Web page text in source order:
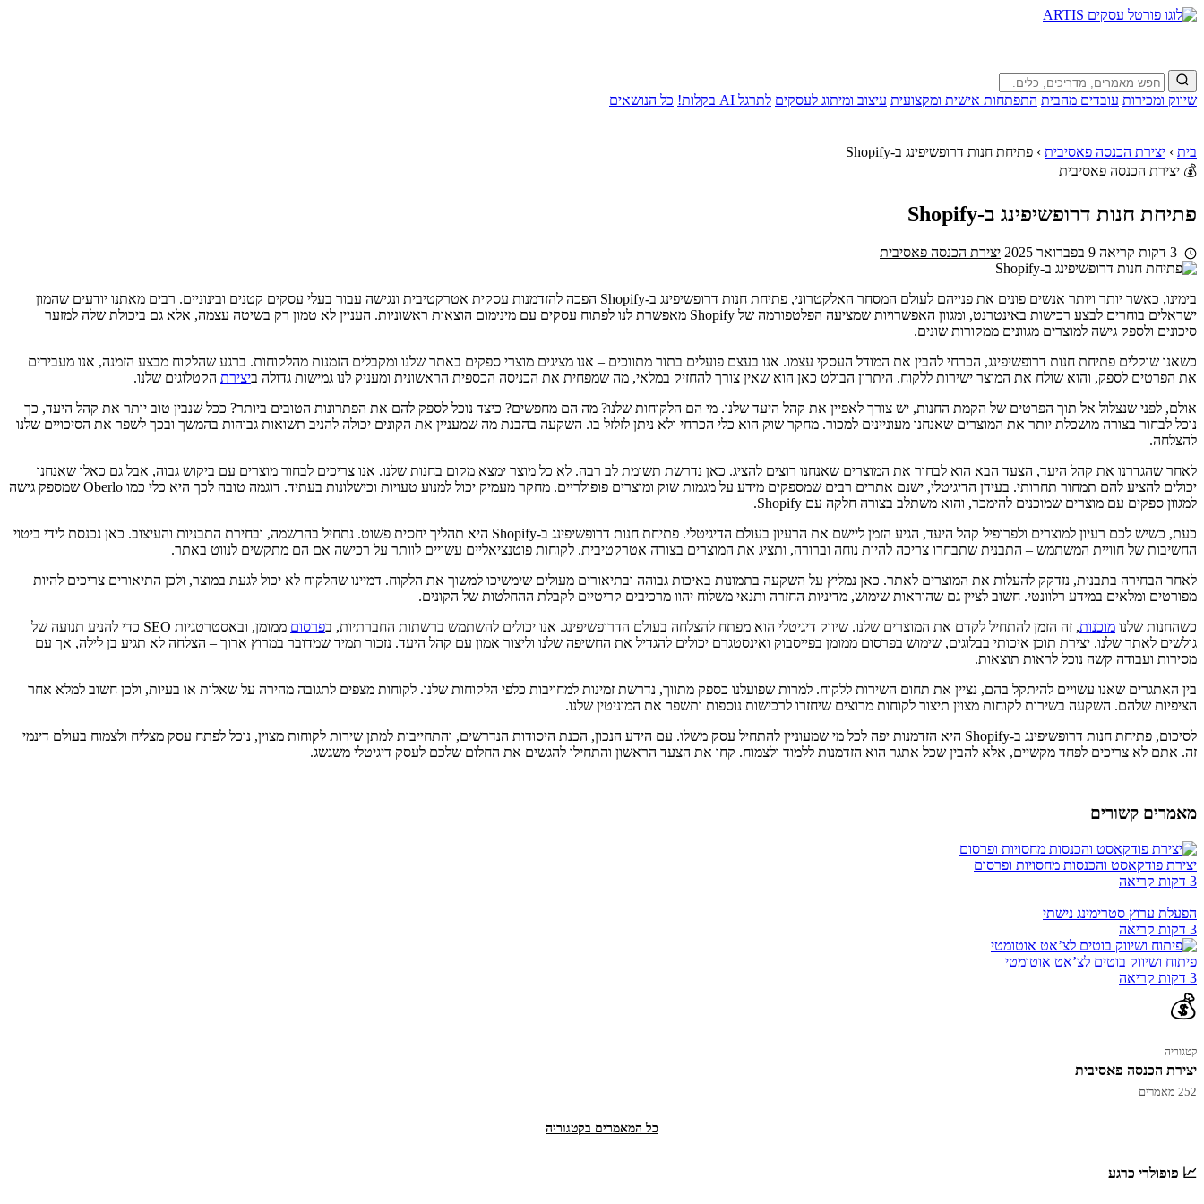
שיווק ומכירות עובדים מהבית התפתחות אישית ומקצועית עיצוב ומיתוג לעסקים לתרגל AI בקלות! כל הנושאים
בית › יצירת הכנסה פאסיבית › פתיחת חנות דרופשיפינג ב-Shopify
💰 יצירת הכנסה פאסיבית
פתיחת חנות דרופשיפינג ב-Shopify
9 בפברואר 2025 יצירת הכנסה פאסיבית
בימינו, כאשר יותר ויותר אנשים פונים את פנייהם לעולם המסחר האלקטרוני, פתיחת חנות דרופשיפינג ב-Shopify הפכה להזדמנות עסקית אטרקטיבית ונגישה עבור בעלי עסקים קטנים ובינוניים. רבים מאתנו יודעים שהמון
ישראלים בוחרים לבצע רכישות באינטרנט, ומגוון האפשרויות שמציעה הפלטפורמה של Shopify מאפשרת לנו לפתוח עסקים עם מינימום הוצאות ראשוניות. העניין לא טמון רק בשיטה עצמה, אלא גם ביכולת שלה למזער
סיכונים ולספק גישה למוצרים מגוונים ממקורות שונים.
כשאנו שוקלים פתיחת חנות דרופשיפינג, הכרחי להבין את המודל העסקי עצמו. אנו בעצם פועלים בתור מתווכים – אנו מציגים מוצרי ספקים באתר שלנו ומקבלים הזמנות מהלקוחות. ברגע שהלקוח מבצע הזמנה, אנו מעבירים
את הפרטים לספק, והוא שולח את המוצר ישירות ללקוח. היתרון הבולט כאן הוא שאין צורך להחזיק במלאי, מה שמפחית את הכניסה הכספית הראשונית ומעניק לנו גמישות גדולה ביצירת הקטלוגים שלנו.
אולם, לפני שנצלול אל תוך הפרטים של הקמת החנות, יש צורך לאפיין את קהל היעד שלנו. מי הם הלקוחות שלנו? מה הם מחפשים? כיצד נוכל לספק להם את הפתרונות הטובים ביותר? ככל שנבין טוב יותר את קהל היעד, כך
נוכל לבחור בצורה מושכלת יותר את המוצרים שאנחנו מעוניינים למכור. מחקר שוק הוא כלי הכרחי ולא ניתן לזלזל בו. השקעה בהבנת מה שמעניין את הקונים יכולה להניב תשואות גבוהות בהמשך ובכך לשפר את הסיכויים שלנו
להצלחה.
לאחר שהגדרנו את קהל היעד, הצעד הבא הוא לבחור את המוצרים שאנחנו רוצים להציג. כאן נדרשת תשומת לב רבה. לא כל מוצר ימצא מקום בחנות שלנו. אנו צריכים לבחור מוצרים עם ביקוש גבוה, אבל גם כאלו שאנחנו
יכולים להציע להם תמחור תחרותי. בעידן הדיגיטלי, ישנם אתרים רבים שמספקים מידע על מגמות שוק ומוצרים פופולריים. מחקר מעמיק יכול למנוע טעויות וכישלונות בעתיד. דוגמה טובה לכך היא כלי כמו Oberlo שמספק גישה
למגוון ספקים עם מוצרים שמוכנים להימכר, והוא משתלב בצורה חלקה עם Shopify.
כעת, כשיש לכם רעיון למוצרים ולפרופיל קהל היעד, הגיע הזמן ליישם את הרעיון בעולם הדיגיטלי. פתיחת חנות דרופשיפינג ב-Shopify היא תהליך יחסית פשוט. נתחיל בהרשמה, ובחירת התבניות והעיצוב. כאן נכנסת לידי ביטוי
החשיבות של חוויית המשתמש – התבנית שתבחרו צריכה להיות נוחה וברורה, ותציג את המוצרים בצורה אטרקטיבית. לקוחות פוטנציאליים עשויים לוותר על רכישה אם הם מתקשים לנווט באתר.
לאחר הבחירה בתבנית, נזדקק להעלות את המוצרים לאתר. כאן נמליץ על השקעה בתמונות באיכות גבוהה ובתיאורים מעולים שימשיכו למשוך את הלקוח. דמיינו שהלקוח לא יכול לגעת במוצר, ולכן התיאורים צריכים להיות
מפורטים ומלאים במידע רלוונטי. חשוב לציין גם שהוראות שימוש, מדיניות החזרה ותנאי משלוח יהוו מרכיבים קריטיים לקבלת ההחלטות של הקונים.
כשהחנות שלנו מוכנות, זה הזמן להתחיל לקדם את המוצרים שלנו. שיווק דיגיטלי הוא מפתח להצלחה בעולם הדרופשיפינג. אנו יכולים להשתמש ברשתות החברתיות, בפרסום
ממומן, ובאסטרטגיות SEO כדי להניע תנועה של
גולשים לאתר שלנו. יצירת תוכן איכותי בבלוגים, שימוש בפרסום ממומן בפייסבוק ואינסטגרם יכולים להגדיל את החשיפה שלנו וליצור אמון עם קהל היעד. נזכור תמיד שמדובר במרוץ ארוך – הצלחה לא תגיע בן לילה, אך עם
מסירות ועבודה קשה נוכל לראות תוצאות.
בין האתגרים שאנו עשויים להיתקל בהם, נציין את תחום השירות ללקוח. למרות שפועלנו כספק מתווך, נדרשת זמינות למחויבות כלפי הלקוחות שלנו. לקוחות מצפים לתגובה מהירה על שאלות או בעיות, ולכן חשוב למלא אחר
הציפיות שלהם. השקעה בשירות לקוחות מצוין תיצור לקוחות מרוצים שיחזרו לרכישות נוספות ותשפר את המוניטין שלנו.
לסיכום, פתיחת חנות דרופשיפינג ב-Shopify היא הזדמנות יפה לכל מי שמעוניין להתחיל עסק משלו. עם הידע הנכון, הכנת היסודות הנדרשים, והתחייבות למתן שירות לקוחות מצוין, נוכל לפתח עסק מצליח ולצמוח בעולם דינמי
זה. אתם לא צריכים לפחד מקשיים, אלא להבין שכל אתגר הוא הזדמנות ללמוד ולצמוח. קחו את הצעד הראשון והתחילו להגשים את החלום שלכם לעסק דיגיטלי משגשג.
מאמרים קשורים
יצירת פודקאסט והכנסות מחסויות ופרסום
3 דקות קריאה
הפעלת ערוץ סטרימינג נישתי
3 דקות קריאה
פיתוח ושיווק בוטים לצʼאט אוטומטי
3 דקות קריאה
💰
קטגוריה
יצירת הכנסה פאסיבית
252 מאמרים
כל המאמרים בקטגוריה
📈 פופולרי כרגע